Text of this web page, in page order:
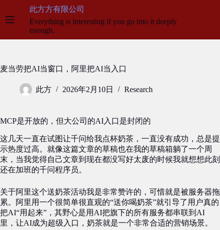
至
内
此方方有限公司
Everything is interesting if you go into it deeply
enough.
麦当劳把AI当窗口，阿里把AI当入口
此方 2026年2月10日 Research
MCP是开放的，但大公司的AI入口是封闭的
这几天一直在试图让千问给我点杯奶茶，一直没有成功，总是提
示热度过高。就像这篇文章的草稿也在我的草稿箱躺了一个周
末，当我觉得自己文章到现在都没写好太废的时候我就想想此刻
还在加班的千问程序员。
关于阿里这个送奶茶活动我是非常赞许的，可惜就是被服务器拖
累。阿里用一个很简单很直观的“送你喝奶茶”就引导了用户真的
把AI“用起来”，其野心是用AI把旗下的所有服务都串联到AI
里，让AI成为超级入口，奶茶就是一个非常合适的营销场景。